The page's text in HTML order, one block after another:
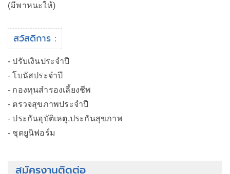
(มีพาหนะให้)
สวัสดิการ :
- ปรับเงินประจำปี
- โบนัสประจำปี
- กองทุนสำรองเลี้ยงชีพ
- ตรวจสุขภาพประจำปี
- ประกันอุบัติเหตุ,ประกันสุขภาพ
- ชุดยูนิฟอร์ม
สมัครงานติดต่อ